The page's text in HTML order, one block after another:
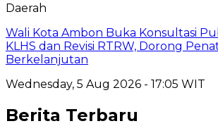
Daerah
Wali Kota Ambon Buka Konsultasi
KLHS dan Revisi RTRW, Dorong
Berkelanjutan
Wednesday, 5 Aug 2026 - 17:05 WIT
Berita Terbaru